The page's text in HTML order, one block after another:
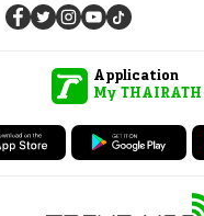
Application
My THAIRATH